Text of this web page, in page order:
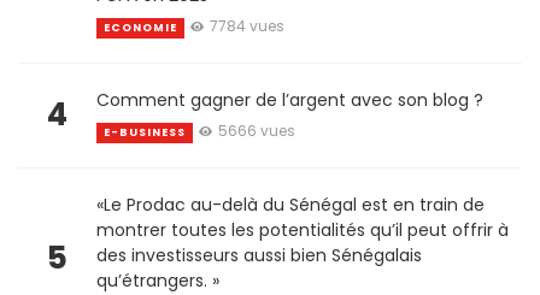
ECONOMIE 7784 vues
4 Comment gagner de l’argent avec son blog ?
E-BUSINESS 5666 vues
5
«Le Prodac au-delà du Sénégal est en train de
montrer toutes les potentialités qu’il peut offrir à
des investisseurs aussi bien Sénégalais
qu’étrangers. »